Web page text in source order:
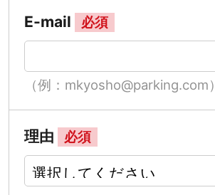
E-mail 必須
（例：mkyosho@parking.com）
理由 必須